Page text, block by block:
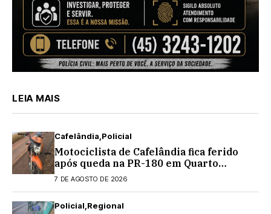
LEIA MAIS
Cafelândia Policial
Motociclista de Cafelândia fica ferido
após queda na PR-180 em Quarto
Centenário
7 DE AGOSTO DE 2026
Policial Regional